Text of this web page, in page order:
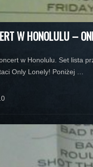
W HONOLULU –
w Honolulu. Set lista
Only Lonely! Poniżej …